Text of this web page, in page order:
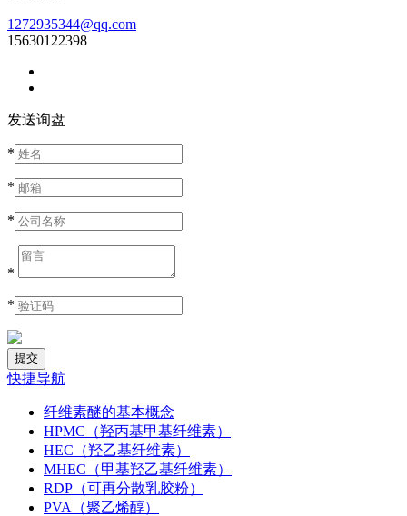
1272935344@qq.com
15630122398
发送询盘
*
*
*
*
*
快捷导航
纤维素醚的基本概念
HPMC（羟丙基甲基纤维素）
HEC（羟乙基纤维素）
MHEC（甲基羟乙基纤维素）
RDP（可再分散乳胶粉）
PVA（聚乙烯醇）